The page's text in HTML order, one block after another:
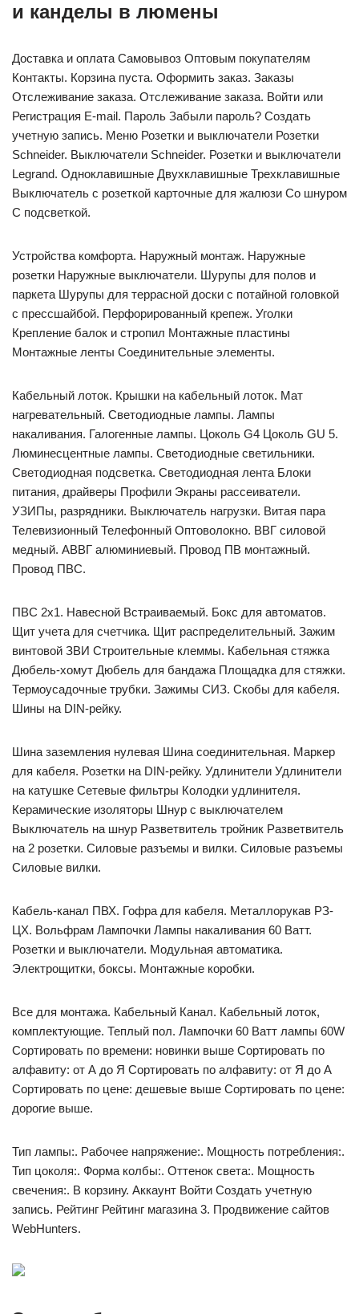
и канделы в люмены
Доставка и оплата Самовывоз Оптовым покупателям
Контакты. Корзина пуста. Оформить заказ. Заказы
Отслеживание заказа. Отслеживание заказа. Войти или
Регистрация E-mail. Пароль Забыли пароль? Создать
учетную запись. Меню Розетки и выключатели Розетки
Schneider. Выключатели Schneider. Розетки и выключатели
Legrand. Одноклавишные Двухклавишные Трехклавишные
Выключатель с розеткой карточные для жалюзи Со шнуром
С подсветкой.
Устройства комфорта. Наружный монтаж. Наружные
розетки Наружные выключатели. Шурупы для полов и
паркета Шурупы для террасной доски с потайной головкой
с прессшайбой. Перфорированный крепеж. Уголки
Крепление балок и стропил Монтажные пластины
Монтажные ленты Соединительные элементы.
Кабельный лоток. Крышки на кабельный лоток. Мат
нагревательный. Светодиодные лампы. Лампы
накаливания. Галогенные лампы. Цоколь G4 Цоколь GU 5.
Люминесцентные лампы. Светодиодные светильники.
Светодиодная подсветка. Светодиодная лента Блоки
питания, драйверы Профили Экраны рассеиватели.
УЗИПы, разрядники. Выключатель нагрузки. Витая пара
Телевизионный Телефонный Оптоволокно. ВВГ cиловой
медный. АВВГ алюминиевый. Провод ПВ монтажный.
Провод ПВС.
ПВС 2х1. Навесной Встраиваемый. Бокс для автоматов.
Щит учета для счетчика. Щит распределительный. Зажим
винтовой ЗВИ Строительные клеммы. Кабельная стяжка
Дюбель-хомут Дюбель для бандажа Площадка для стяжки.
Термоусадочные трубки. Зажимы СИЗ. Скобы для кабеля.
Шины на DIN-рейку.
Шина заземления нулевая Шина соединительная. Маркер
для кабеля. Розетки на DIN-рейку. Удлинители Удлинители
на катушке Сетевые фильтры Колодки удлинителя.
Керамические изоляторы Шнур с выключателем
Выключатель на шнур Разветвитель тройник Разветвитель
на 2 розетки. Силовые разъемы и вилки. Силовые разъемы
Силовые вилки.
Кабель-канал ПВХ. Гофра для кабеля. Металлорукав РЗ-
ЦХ. Вольфрам Лампочки Лампы накаливания 60 Ватт.
Розетки и выключатели. Модульная автоматика.
Электрощитки, боксы. Монтажные коробки.
Все для монтажа. Кабельный Канал. Кабельный лоток,
комплектующие. Теплый пол. Лампочки 60 Ватт лампы 60W
Сортировать по времени: новинки выше Сортировать по
алфавиту: от А до Я Сортировать по алфавиту: от Я до А
Сортировать по цене: дешевые выше Сортировать по цене:
дорогие выше.
Тип лампы:. Рабочее напряжение:. Мощность потребления:.
Тип цоколя:. Форма колбы:. Оттенок света:. Мощность
свечения:. В корзину. Аккаунт Войти Создать учетную
запись. Рейтинг Рейтинг магазина 3. Продвижение сайтов
WebHunters.